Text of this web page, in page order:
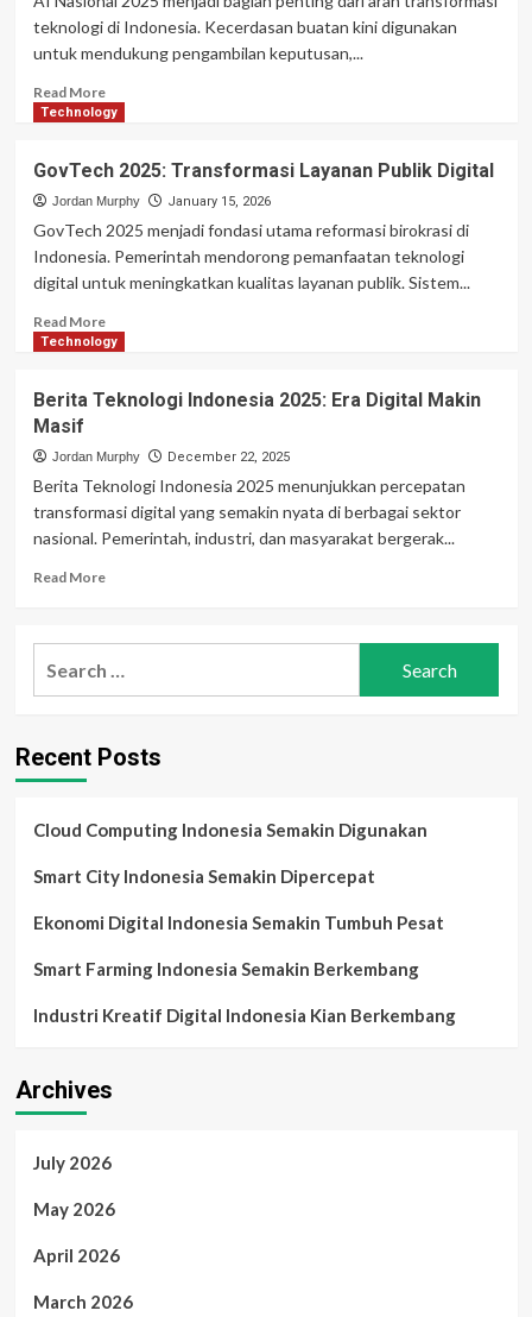
Digital
teknologi di Indonesia. Kecerdasan buatan kini digunakan
untuk mendukung pengambilan keputusan,...
Read MoreRead
more
Nasional
2025:
Strategi
Kecerdasan
Indonesia
Technology
GovTech 2025: Transformasi Layanan Publik Digital
Jordan Murphy January 15, 2026
GovTech 2025 menjadi fondasi utama reformasi birokrasi di
Indonesia. Pemerintah mendorong pemanfaatan teknologi
digital untuk meningkatkan kualitas layanan publik. Sistem...
Read MoreRead
more
2025:
Layanan
Publik
Digital
Technology
Berita Teknologi Indonesia 2025: Era Digital Makin
Masif
Jordan Murphy December 22, 2025
Berita Teknologi Indonesia 2025 menunjukkan percepatan
transformasi digital yang semakin nyata di berbagai sektor
nasional. Pemerintah, industri, dan masyarakat bergerak...
Read MoreRead
Berita
Teknologi
Digital
Recent Posts
Cloud Computing Indonesia Semakin Digunakan
Smart City Indonesia Semakin Dipercepat
Ekonomi Digital Indonesia Semakin Tumbuh Pesat
Smart Farming Indonesia Semakin Berkembang
Industri Kreatif Digital Indonesia Kian Berkembang
Archives
July 2026
May 2026
April 2026
March 2026